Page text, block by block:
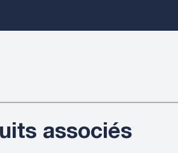
associés